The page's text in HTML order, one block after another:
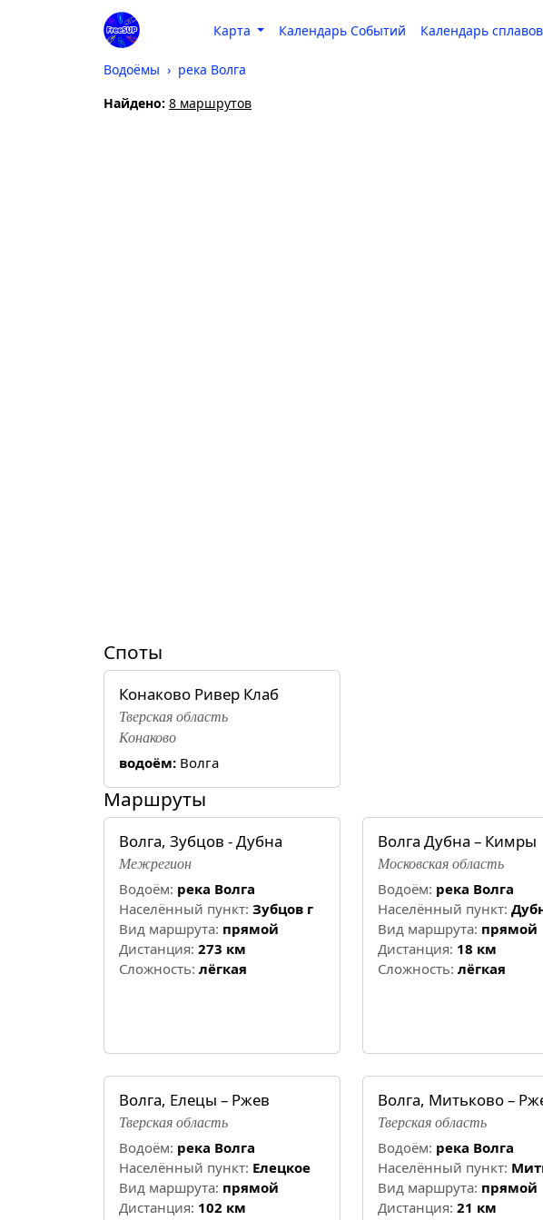
Карта Календарь Событий Календарь сплавов
Водоёмы
река Волга
Найдено: 8 маршрутов
Споты
Конаково Ривер Клаб
Тверская область
Конаково
водоём: Волга
Маршруты
Волга, Зубцов - Дубна
Межрегион
Водоём: река Волга
Населённый пункт: Зубцов г
Вид маршрута: прямой
Дистанция: 273 км
Cложность: лёгкая
Волга Дубна – Кимры
Московская область
Водоём: река Волга
Населённый пункт:
Вид маршрута: прямой
Дистанция: 18 км
Cложность: лёгкая
Волга, Елецы – Ржев
Тверская область
Водоём: река Волга
Населённый пункт: Елецкое
Вид маршрута: прямой
Дистанция: 102 км
Волга, Митьково –
Тверская область
Водоём: река Волга
Населённый пункт:
Вид маршрута: прямой
Дистанция: 21 км